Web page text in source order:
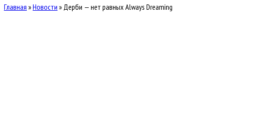
Главная »Новости » Дерби — нет равных Always Dreaming